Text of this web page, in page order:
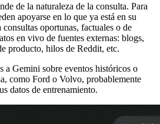
de la naturaleza de la consulta. Para
apoyarse en lo que ya está en su
oportunas, factuales o de
en vivo de fuentes externas: blogs,
producto, hilos de Reddit, etc.
a Gemini sobre eventos históricos o
como Ford o Volvo, probablemente
datos de entrenamiento.